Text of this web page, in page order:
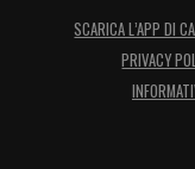
SCARICA L’APP DI
PRIVACY